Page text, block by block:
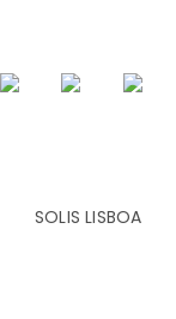
SOLIS LISBOA